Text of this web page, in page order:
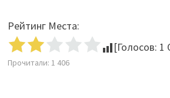
Рейтинг Места:
[Голосов: 1
Прочитали: 1 406